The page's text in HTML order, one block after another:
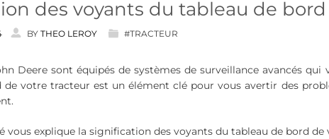
des voyants du tableau de
BY THEO LEROY #TRACTEUR
Deere sont équipés de systèmes de surveillance avancés
de votre tracteur est un élément clé pour vous avertir des
vous explique la signification des voyants du tableau de bord